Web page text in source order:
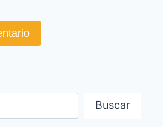
Buscar